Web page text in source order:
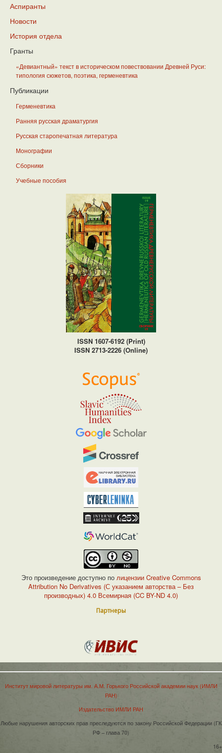
Аспиранты
Новости
История отдела
Гранты
«Девиантный» текст в историческом повествовании Древней Руси:
типология сюжетов, поэтика, герменевтика
Публикации
Герменевтика
Ранняя русская драматургия
Русская старопечатная литература
Монографии
Сборники
Учебные пособия
ISSN 1607-6192 (Print)
ISSN 2713-2226 (Online)
Это произведение доступно по лицензии Creative Commons
Attribution No Derivatives (С указанием авторства – Без
производных) 4.0 Всемирная (CC BY-ND 4.0)
Партнеры
Институт мировой литературы им. А.М. Горького Российской академии наук (ИМЛИ
РАН)
Издательство ИМЛИ РАН
Любые нарушения авторских прав преследуются по закону Российской Федерации (ГК
РФ – глава 70)
16+